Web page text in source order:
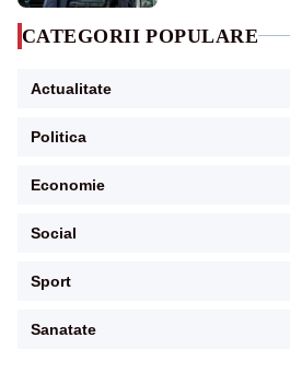
CATEGORII POPULARE
Actualitate
Politica
Economie
Social
Sport
Sanatate